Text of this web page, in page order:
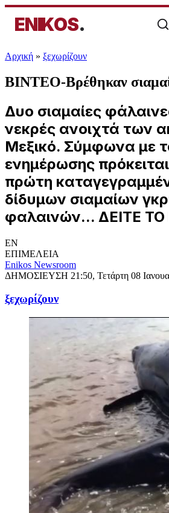
ENIKOS.
Αρχική » ξεχωρίζουν
ΒΙΝΤΕΟ-Βρέθηκαν
Δυο σιαμαίες
νεκρές ανοιχτά των
Μεξικό. Σύμφωνα με
ενημέρωσης
πρώτη
δίδυμων σιαμαίων
φαλαινών... ΔΕΙΤΕ ΤΟ
EN
ΕΠΙΜΕΛΕΙΑ
Enikos Newsroom
ΔΗΜΟΣΙΕΥΣΗ 21:50, Τετάρτη 08
ξεχωρίζουν